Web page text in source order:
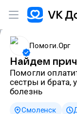
Помоги.Орг
Найдем
Помогли оплатить генетические анализы для
сестры и брата,
болезнь
Смоленск